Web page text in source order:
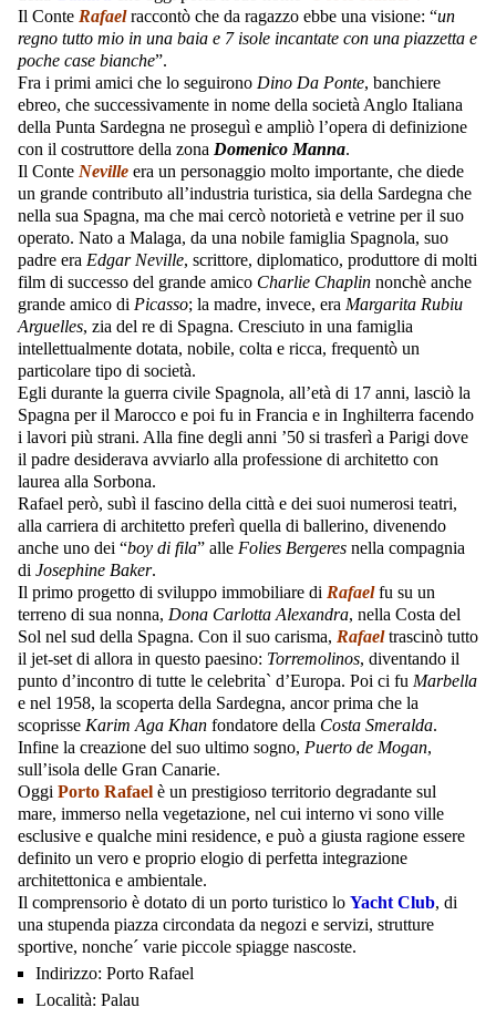
Il Conte Rafaelraccontò che da ragazzo ebbe una visione: “un
regno tutto mio in una baia e 7 isole incantate con una piazzetta e
poche case bianche”.
Fra i primi amici che lo seguirono Dino Da Ponte, banchiere
ebreo, che successivamente in nome della società Anglo Italiana
della Punta Sardegna ne proseguì e ampliò l’opera di definizione
con il costruttore della zona Domenico Manna.
Il Conte Neville era un personaggio molto importante, che diede
un grande contributo all’industria turistica, sia della Sardegna che
nella sua Spagna, ma che mai cercò notorietà e vetrine per il suo
operato. Nato a Malaga, da una nobile famiglia Spagnola, suo
padre era Edgar Neville, scrittore, diplomatico, produttore di molti
film di successo del grande amico Charlie Chaplin nonchè anche
grande amico di Picasso; la madre, invece, era Margarita Rubiu
Arguelles, zia del re di Spagna. Cresciuto in una famiglia
intellettualmente dotata, nobile, colta e ricca, frequentò un
particolare tipo di società.
Egli durante la guerra civile Spagnola, all’età di 17 anni, lasciò la
Spagna per il Marocco e poi fu in Francia e in Inghilterra facendo
i lavori più strani. Alla fine degli anni ’50 si trasferì a Parigi dove
il padre desiderava avviarlo alla professione di architetto con
laurea alla Sorbona.
Rafael però, subì il fascino della città e dei suoi numerosi teatri,
alla carriera di architetto preferì quella di ballerino, divenendo
anche uno dei “boy di fila” alle Folies Bergeres nella compagnia
di Josephine Baker.
Il primo progetto di sviluppo immobiliare di Rafaelfu su un
terreno di sua nonna, Dona Carlotta Alexandra, nella Costa del
Sol nel sud della Spagna. Con il suo carisma, Rafaeltrascinò tutto
il jet-set di allora in questo paesino: Torremolinos, diventando il
punto d’incontro di tutte le celebrita` d’Europa. Poi ci fu Marbella
e nel 1958, la scoperta della Sardegna, ancor prima che la
scoprisse Karim Aga Khan fondatore della Costa Smeralda.
Infine la creazione del suo ultimo sogno, Puerto de Mogan,
sull’isola delle Gran Canarie.
Oggi Porto Rafael è un prestigioso territorio degradante sul
mare, immerso nella vegetazione, nel cui interno vi sono ville
esclusive e qualche mini residence, e può a giusta ragione essere
definito un vero e proprio elogio di perfetta integrazione
architettonica e ambientale.
Il comprensorio è dotato di un porto turistico lo Yacht Club, di
una stupenda piazza circondata da negozi e servizi, strutture
sportive, nonche´ varie piccole spiagge nascoste.
Indirizzo: Porto Rafael
Località: Palau